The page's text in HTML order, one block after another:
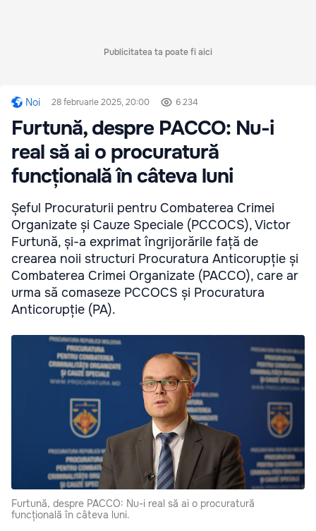
Publicitatea ta poate fi aici
Noi 28 februarie 2025, 20:00 6 234
Furtună, despre PACCO: Nu-i
real să ai o procuratură
funcțională în câteva luni
Șeful Procuraturii pentru Combaterea Crimei
Organizate și Cauze Speciale (PCCOCS), Victor
Furtună, și-a exprimat îngrijorările față de
crearea noii structuri Procuratura Anticorupție și
Combaterea Crimei Organizate (PACCO), care ar
urma să comaseze PCCOCS și Procuratura
Anticorupție (PA).
Furtună, despre PACCO: Nu-i real să ai o procuratură
funcțională în câteva luni.